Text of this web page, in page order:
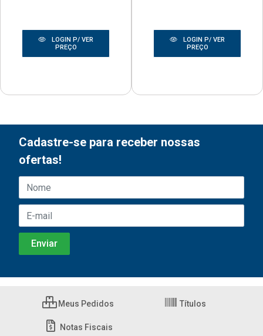
LOGIN P/ VER
PREÇO
LOGIN P/ VER
PREÇO
Cadastre-se para receber nossas
ofertas!
Meus Pedidos Títulos
Notas Fiscais